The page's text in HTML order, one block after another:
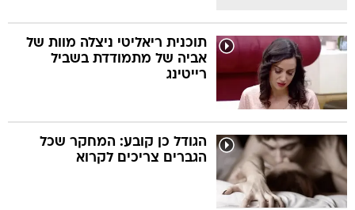
תוכנית ריאליטי ניצלה מוות של
אביה של מתמודדת בשביל
רייטינג
הגודל כן קובע: המחקר שכל
הגברים צריכים לקרוא